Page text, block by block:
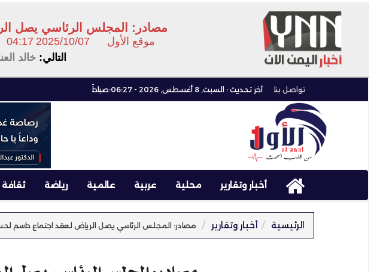
مصادر: المجلس الرئاسي يصل
موقع الأول 2025/10/07
04:17
التالي: خالد